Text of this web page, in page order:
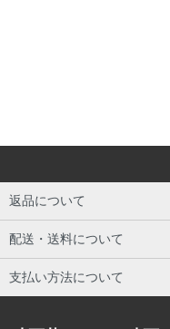
返品について
配送・送料について
支払い方法について